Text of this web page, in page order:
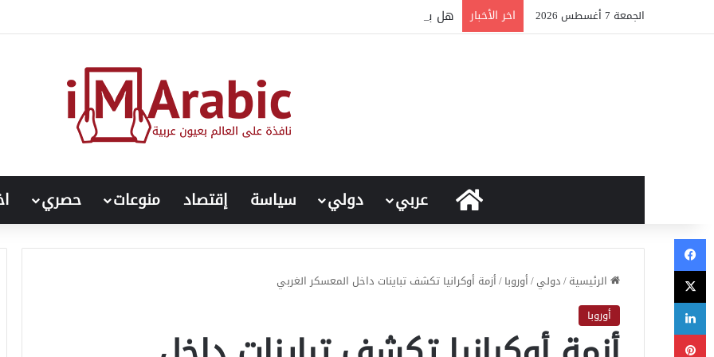
الجمعة 7 أغسطس 2026 اخر الأخبار هل يسبب الجوع انخفاض حرارة الجسم؟.. إليك التفسير العلمي
الرئيسية
عربي دولي سياسة إقتصاد منوعات حصري
الرئيسية/دولي/أوروبا/أزمة أوكرانيا تكشف تباينات داخل المعسكر الغربي
أوروبا